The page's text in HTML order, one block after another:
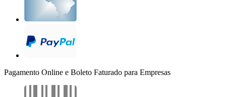
Pagamento Online e Boleto Faturado para Empresas